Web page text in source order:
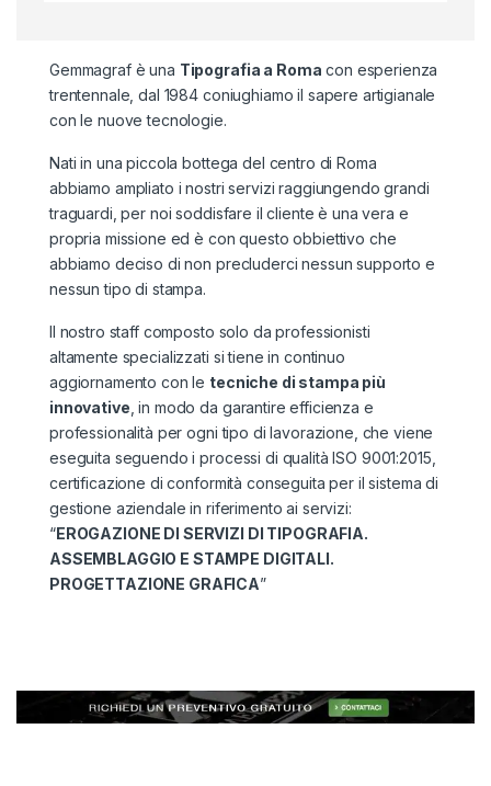
Gemmagraf è una Tipografia a Roma con esperienza
trentennale, dal 1984 coniughiamo il sapere artigianale
con le nuove tecnologie.
Nati in una piccola bottega del centro di Roma
abbiamo ampliato i nostri servizi raggiungendo grandi
traguardi, per noi soddisfare il cliente è una vera e
propria missione ed è con questo obbiettivo che
abbiamo deciso di non precluderci nessun supporto e
nessun tipo di stampa.
Il nostro staff composto solo da professionisti
altamente specializzati si tiene in continuo
aggiornamento con le tecniche di stampa più
innovative , in modo da garantire efficienza e
professionalità per ogni tipo di lavorazione, che viene
eseguita seguendo i processi di qualità ISO 9001:2015,
certificazione di conformità conseguita per il sistema di
gestione aziendale in riferimento ai servizi:
“EROGAZIONE DI SERVIZI DI TIPOGRAFIA.
ASSEMBLAGGIO E STAMPE DIGITALI.
PROGETTAZIONE GRAFICA”